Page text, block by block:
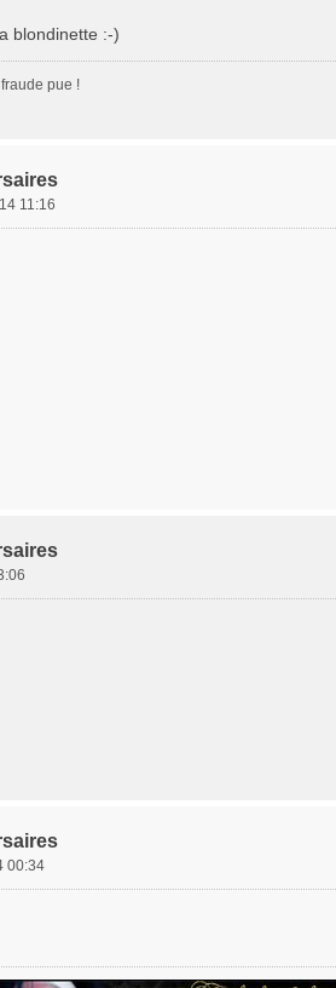
blondinette :-)
pue !
11:16
00:34